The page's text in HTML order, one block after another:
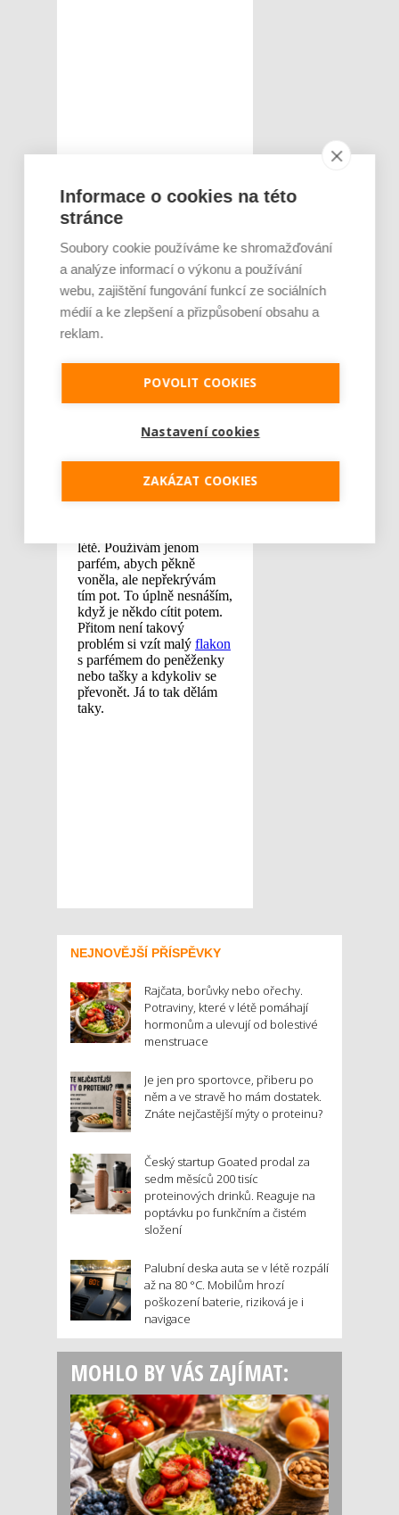
NEJNOVĚJŠÍ PŘÍSPĚVKY
Rajčata, borůvky nebo ořechy.
Potraviny, které v létě pomáhají
hormonům a ulevují od bolestivé
menstruace
Je jen pro sportovce, přiberu po
něm a ve stravě ho mám dostatek.
Znáte nejčastější mýty o proteinu?
Český startup Goated prodal za
sedm měsíců 200 tisíc
proteinových drinků. Reaguje na
poptávku po funkčním a čistém
složení
Palubní deska auta se v létě rozpálí
až na 80 °C. Mobilům hrozí
poškození baterie, riziková je i
navigace
MOHLO BY VÁS ZAJÍMAT:
Informace o cookies na této
stránce
Soubory cookie používáme ke shromažďování
a analýze informací o výkonu a používání
webu, zajištění fungování funkcí ze sociálních
médií a ke zlepšení a přizpůsobení obsahu a
reklam.
POVOLIT COOKIES
Nastavení cookies
ZAKÁZAT COOKIES